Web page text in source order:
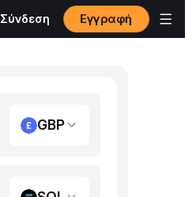
Σύνδεση Εγγραφή
GBP